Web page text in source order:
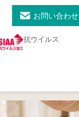
お問い合わせ
抗ウイルス